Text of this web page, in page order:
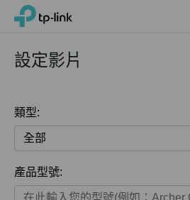
Click
navigation
TP-Link, Reliably Smart
設定影片
類型:
全部
家用產品
產品型號: